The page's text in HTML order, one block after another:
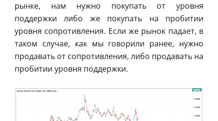
рынке, нам нужно покупать от уровня
поддержки либо же покупать на пробитии
уровня сопротивления. Если же рынок падает, в
таком случае, как мы говорили ранее, нужно
продавать от сопротивления, либо продавать на
пробитии уровня поддержки.